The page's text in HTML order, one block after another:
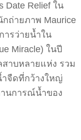
Date Relief ใน
ถ่ายภาพ Maurice
ารว่ายน้ำใน
Miracle) ในปี
สาบหลายแห่ง รวม
ำจืดที่กว้างใหญ่
านการณ์น้ำของ